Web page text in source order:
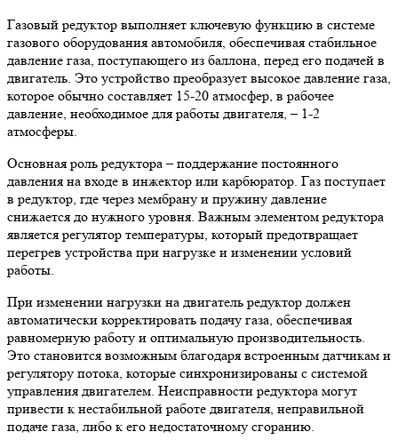
Газовый редуктор выполняет ключевую функцию в системе
газового оборудования автомобиля, обеспечивая стабильное
давление газа, поступающего из баллона, перед его подачей в
двигатель. Это устройство преобразует высокое давление газа,
которое обычно составляет 15-20 атмосфер, в рабочее
давление, необходимое для работы двигателя, – 1-2
атмосферы.
Основная роль редуктора – поддержание постоянного
давления на входе в инжектор или карбюратор. Газ поступает
в редуктор, где через мембрану и пружину давление
снижается до нужного уровня. Важным элементом редуктора
является регулятор температуры, который предотвращает
перегрев устройства при нагрузке и изменении условий
работы.
При изменении нагрузки на двигатель редуктор должен
автоматически корректировать подачу газа, обеспечивая
равномерную работу и оптимальную производительность.
Это становится возможным благодаря встроенным датчикам и
регулятору потока, которые синхронизированы с системой
управления двигателем. Неисправности редуктора могут
привести к нестабильной работе двигателя, неправильной
подаче газа, либо к его недостаточному сгоранию.